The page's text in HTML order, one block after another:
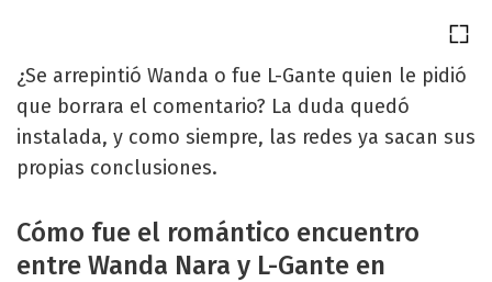
¿Se arrepintió Wanda o fue L-Gante quien le pidió
que borrara el comentario? La duda quedó
instalada, y como siempre, las redes ya sacan sus
propias conclusiones.
Cómo fue el romántico encuentro
entre Wanda Nara y L-Gante en